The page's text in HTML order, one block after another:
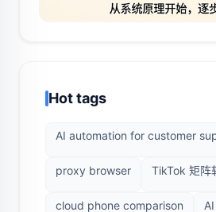
Hot tags
AI automation for customer
proxy browser TikTok 矩阵
cloud phone comparison